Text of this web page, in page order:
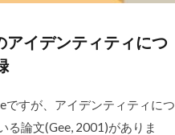
アイデンティティにつ
ですが、アイデンティティにつ
る論文(Gee, 2001)がありま